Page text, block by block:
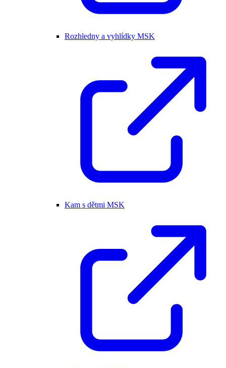
Rozhledny a vyhlídky MSK
Kam s dětmi MSK